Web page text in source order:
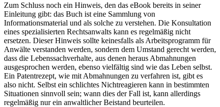
Zum Schluss noch ein Hinweis, den das eBook bereits in seiner
Einleitung gibt: das Buch ist eine Sammlung von
Informationsmaterial und als solche zu verstehen. Die Konsultation
eines spezialisierten Rechtsanwalts kann es regelmäßig nicht
ersetzen. Dieser Hinweis sollte keinesfalls als Arbeitsprogramm für
Anwälte verstanden werden, sondern dem Umstand gerecht werden,
dass die Lebenssachverhalte, aus denen heraus Abmahnungen
ausgesprochen werden, ebenso vielfältig sind wie das Leben selbst.
Ein Patentrezept, wie mit Abmahnungen zu verfahren ist, gibt es
also nicht. Selbst ein schlichtes Nichtreagieren kann in bestimmten
Situationen sinnvoll sein; wann dies der Fall ist, kann allerdings
regelmäßig nur ein anwaltlicher Beistand beurteilen.